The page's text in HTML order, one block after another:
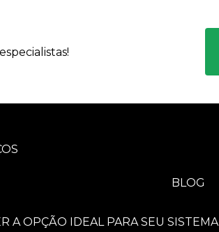
BLOG
A OPÇÃO IDEAL PARA SEU SISTEMA